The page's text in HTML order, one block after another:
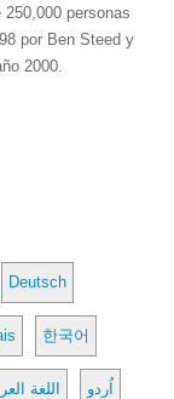
personas
por Ben Steed y
2000.
Deutsch
한국어
اللغة اُردو